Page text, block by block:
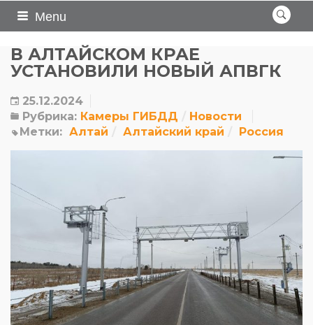
Menu
В АЛТАЙСКОМ КРАЕ
УСТАНОВИЛИ НОВЫЙ АПВГК
25.12.2024
Рубрика: Камеры ГИБДД
Новости
Метки: Алтай Алтайский край Россия